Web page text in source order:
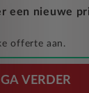
een nieuwe
offerte aan.
GA VERDER